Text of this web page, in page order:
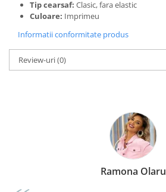
Tip cearsaf: Clasic, fara elastic
Culoare: Imprimeu
Informatii conformitate produs
Review-uri(0)
Ramona Olaru